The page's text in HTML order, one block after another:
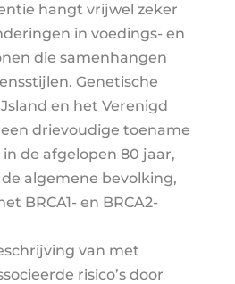
hangt vrijwel zeker
in voedings- en
die samenhangen
Genetische
en het Verenigd
drievoudige toename
de afgelopen 80 jaar,
algemene bevolking,
BRCA1- en BRCA2-
van met
risico’s door